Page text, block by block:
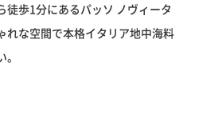
徒歩1分にあるパッソ ノヴィータ
れな空間で本格イタリア地中海料